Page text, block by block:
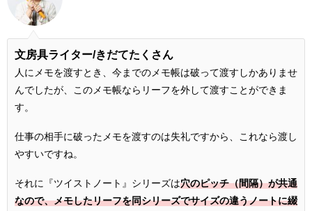
文房具ライター/きだてたくさん
人にメモを渡すとき、今までのメモ帳は破って渡すしかありませ
んでしたが、このメモ帳ならリーフを外して渡すことができま
す。
仕事の相手に破ったメモを渡すのは失礼ですから、これなら渡し
やすいですね。
それに『ツイストノート』シリーズは穴のピッチ（間隔）が共通
なので、メモしたリーフを同シリーズでサイズの違うノートに綴